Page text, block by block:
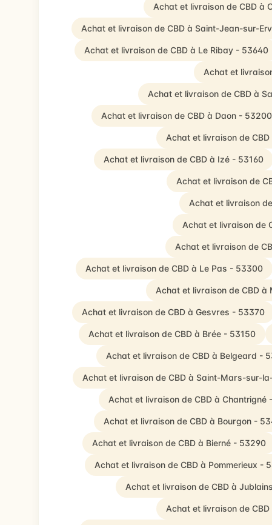
Achat et livraison de CBD à
Achat et livraison de CBD à Saint-Jean-sur-
Achat et livraison de CBD à Le Ribay - 53640
Achat et
Achat et livraison de CBD à
Achat et livraison de CBD à Daon - 53200
Achat et livraison de
Achat et livraison de CBD à Izé - 53160
Achat et livraison de
Achat et livraison
Achat et livraison de
Achat et livraison de
Achat et livraison de CBD à Le Pas - 53300
Achat et livraison de CBD
Achat et livraison de CBD à Gesvres - 53370
Achat et livraison de CBD à Brée - 53150
Achat et livraison de CBD à Belgeard -
Achat et livraison de CBD à Saint-Mars-sur-
Achat et livraison de CBD à Chantrigné
Achat et livraison de CBD à Bourgon -
Achat et livraison de CBD à Bierné - 53290
Achat et livraison de CBD à Pommerieux -
Achat et livraison de CBD à
Achat et livraison de